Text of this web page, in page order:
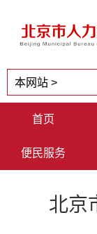
首页
便民服务
北京